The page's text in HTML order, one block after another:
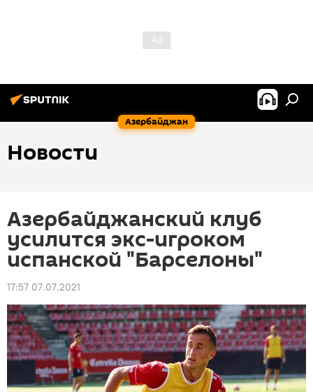
Азербайджан
Новости
Азербайджанский клуб
усилится экс-игроком
испанской "Барселоны"
17:57 07.07.2021